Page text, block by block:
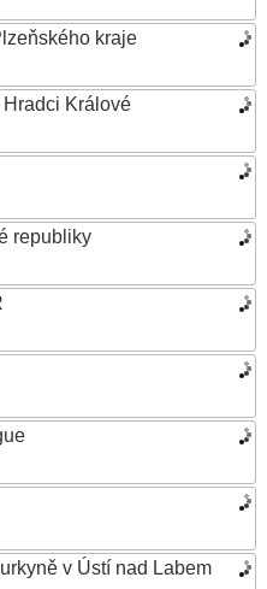
kraje
Králové
republiky
v Ústí nad Labem